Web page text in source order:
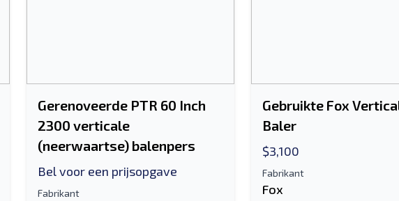
Gerenoveerde PTR 60 Inch
2300 verticale
(neerwaartse) balenpers
Bel voor een prijsopgave
Fabrikant
Gebruikte Fox
Baler
$3,100
Fabrikant
Fox